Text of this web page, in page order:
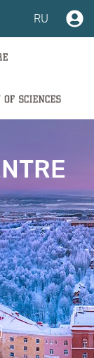
RU